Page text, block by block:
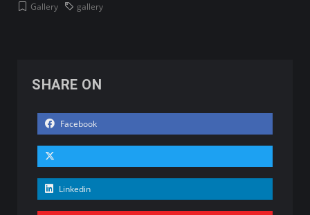
Gallery gallery
SHARE ON
Facebook
Linkedin